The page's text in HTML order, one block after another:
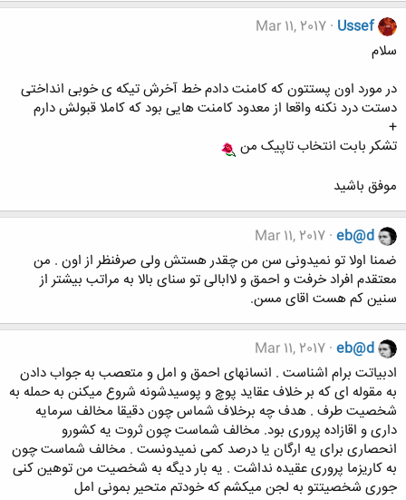
Ussef
Mar 11, 2017
سلام
در مورد اون پستتون که کامنت دادم خط آخرش تیکه ی خوبی انداختی
دستت درد نکنه واقعا از معدود کامنت هایی بود که کاملا قبولش دارم
+
تشکر بابت انتخاب تاپیک من
موفق باشید
eb@d
Mar 11, 2017
ضمنا اولا تو نمیدونی سن من چقدر هستش ولی صرفنظر از اون . من
معتقدم افراد خرفت و احمق و لاابالی تو سنای بالا به مراتب بیشتر از
سنین کم هست اقای مسن.
eb@d
Mar 11, 2017
ادبیاتت برام اشناست . انسانهای احمق و امل و متعصب به جواب دادن
به مقوله ای که بر خلاف عقاید پوچ و پوسیدشونه شروع میکنن به حمله به
شخصیت طرف . هدف چه برخلاف شماس چون دقیقا مخالف سرمایه
داری و اقازاده پروری بود. مخالف شماست چون ثروت یه کشورو
انحصاری برای یه ارگان یا درصد کمی نمیدونست . مخالف شماست چون
به کاریزما پروری عقیده نداشت . یه بار دیگه به شخصیت من توهین کنی
جوری شخصیتتو به لجن میکشم که خودتم متحیر بمونی امل